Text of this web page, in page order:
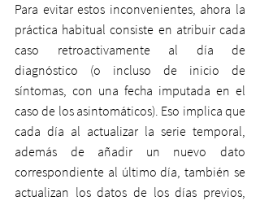
Para evitar estos inconvenientes, ahora la
práctica habitual consiste en atribuir cada
caso retroactivamente al día de
diagnóstico (o incluso de inicio de
síntomas, con una fecha imputada en el
caso de los asintomáticos). Eso implica que
cada día al actualizar la serie temporal,
además de añadir un nuevo dato
correspondiente al último día, también se
actualizan los datos de los días previos,